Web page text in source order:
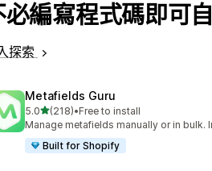
必編寫程式碼即可
探索
Metafields Guru
5.0滿分 5 顆星
(218)
共有 218 則評價
•Free to install
Manage metafields manually or in bulk.
Built for Shopify